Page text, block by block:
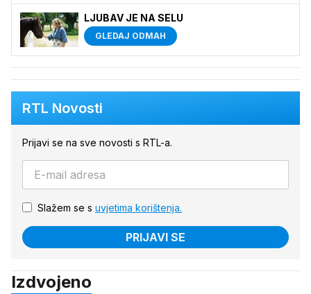
LJUBAV JE NA SELU
GLEDAJ ODMAH
RTL Novosti
Prijavi se na sve novosti s RTL-a.
Slažem se s uvjetima korištenja.
PRIJAVI SE
Izdvojeno